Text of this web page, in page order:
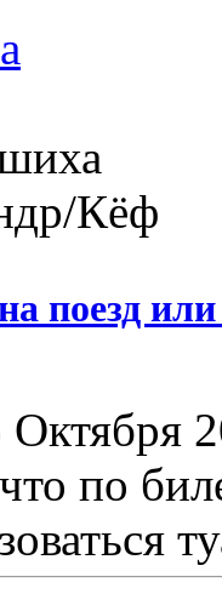
Кёф
поезд
Октября
по